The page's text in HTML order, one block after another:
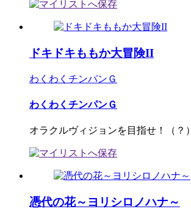
ドキドキももか大冒険II
わくわくチンパンＧ
わくわくチンパンＧ
オラクルヴィジョンを目指せ！（？）
憑代の花～ヨリシロノハナ～